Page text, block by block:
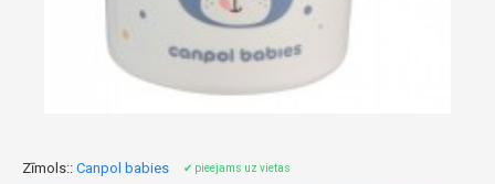
Zīmols:: Canpol babies ✔ pieejams uz vietas